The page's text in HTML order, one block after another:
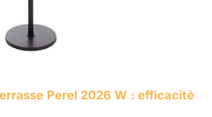
Perel 2026 W : efficacité